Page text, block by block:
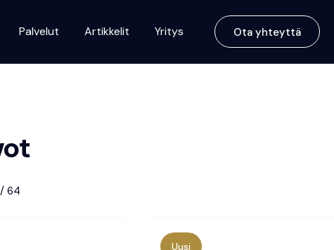
Palvelut Artikkelit Yritys Ota yhteyttä
64
Uusi